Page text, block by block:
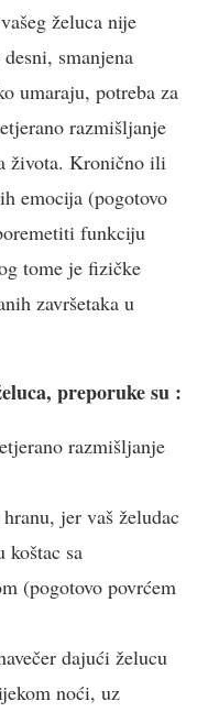
želuca nije
smanjena
umaraju, potreba za
razmišljanje
života. Kronično ili
emocija (pogotovo
funkciju
tome je fizičke
završetaka u
preporuke su :
razmišljanje
jer vaš želudac
u koštac sa
(pogotovo povrćem
dajući želucu
noći, uz